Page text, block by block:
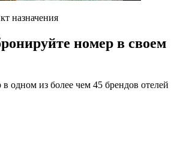
назначения
номер в своем
одном из более чем 45 брендов отелей